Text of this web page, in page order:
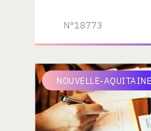
N°18773
NOUVELLE-AQUITAINE